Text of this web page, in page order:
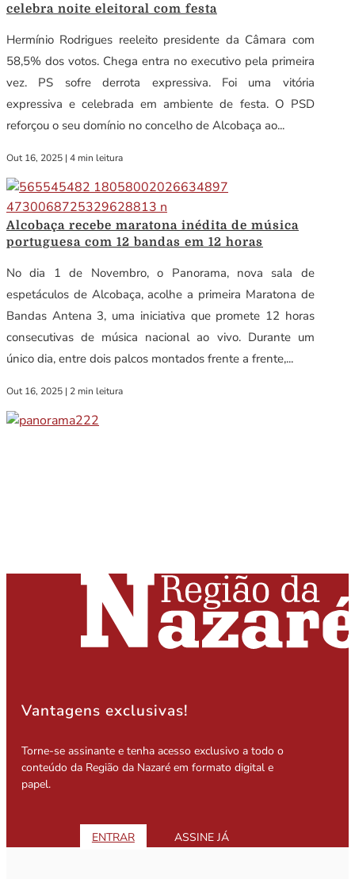
celebra noite eleitoral com festa
Hermínio Rodrigues reeleito presidente da Câmara com
58,5% dos votos. Chega entra no executivo pela primeira
vez. PS sofre derrota expressiva. Foi uma vitória
expressiva e celebrada em ambiente de festa. O PSD
reforçou o seu domínio no concelho de Alcobaça ao...
Out 16, 2025 | 4 min leitura
Alcobaça recebe maratona inédita de música
portuguesa com 12 bandas em 12 horas
No dia 1 de Novembro, o Panorama, nova sala de
espetáculos de Alcobaça, acolhe a primeira Maratona de
Bandas Antena 3, uma iniciativa que promete 12 horas
consecutivas de música nacional ao vivo. Durante um
único dia, entre dois palcos montados frente a frente,...
Out 16, 2025 | 2 min leitura
Vantagens exclusivas!
Torne-se assinante e tenha acesso exclusivo a todo o
conteúdo da Região da Nazaré em formato digital e
papel.
ENTRAR ASSINE JÁ